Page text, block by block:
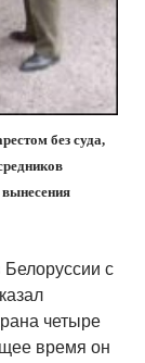
без суда,
с
четыре
время он